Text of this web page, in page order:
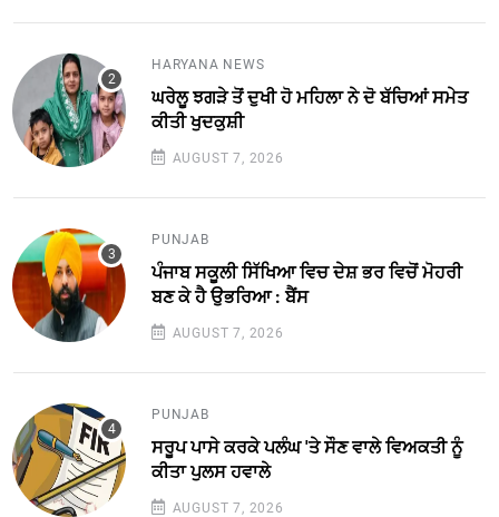
HARYANA NEWS
ਘਰੇਲੂ ਝਗੜੇ ਤੋਂ ਦੁਖੀ ਹੋ ਮਹਿਲਾ ਨੇ ਦੋ ਬੱਚਿਆਂ ਸਮੇਤ
ਕੀਤੀ ਖੁਦਕੁਸ਼ੀ
AUGUST 7, 2026
PUNJAB
ਪੰਜਾਬ ਸਕੂਲੀ ਸਿੱਖਿਆ ਵਿਚ ਦੇਸ਼ ਭਰ ਵਿਚੋਂ ਮੋਹਰੀ
ਬਣ ਕੇ ਹੈ ਉਭਰਿਆ : ਬੈਂਸ
AUGUST 7, 2026
PUNJAB
ਸਰੂਪ ਪਾਸੇ ਕਰਕੇ ਪਲੰਘ 'ਤੇ ਸੌਣ ਵਾਲੇ ਵਿਅਕਤੀ ਨੂੰ
ਕੀਤਾ ਪੁਲਸ ਹਵਾਲੇ
AUGUST 7, 2026